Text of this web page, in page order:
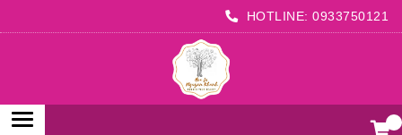
HOTLINE: 0933750121